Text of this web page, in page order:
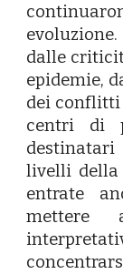
dalle
epidemie,
dei conflitti
centri di
livelli della
entrate
mettere